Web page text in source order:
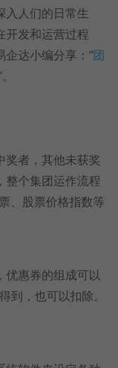
入人们的日常生
开发和运营过程
企达小编分享：“团
奖者，其他未获奖
整个集团运作流程
、股票价格指数等
优惠券的组成可以
到，也可以扣除。